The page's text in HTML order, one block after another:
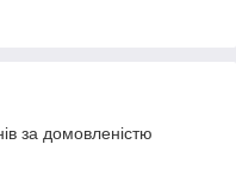
за домовленістю